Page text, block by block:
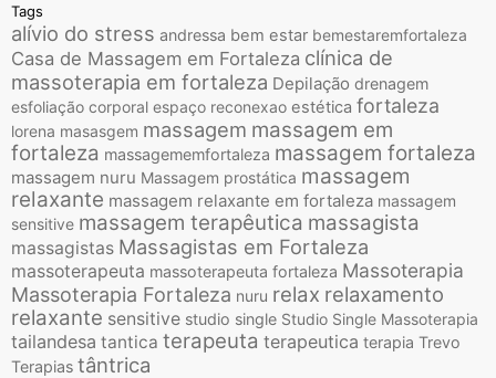
Tags
alívio do stress andressa bem estar bemestaremfortaleza
Casa de Massagem em Fortaleza clínica de
massoterapia em fortaleza Depilação drenagem
esfoliação corporal espaço reconexao estética fortaleza
lorena masasgem massagem massagem em
fortaleza massagememfortaleza massagem fortaleza
massagem nuru Massagem prostática massagem
relaxante massagem relaxante em fortaleza massagem
sensitive massagem terapêutica massagista
massagistas Massagistas em Fortaleza
massoterapeuta massoterapeuta fortaleza Massoterapia
Massoterapia Fortaleza nuru relax relaxamento
relaxante sensitive studio single Studio Single Massoterapia
tailandesa tantica terapeuta terapeutica terapia Trevo
Terapias tântrica